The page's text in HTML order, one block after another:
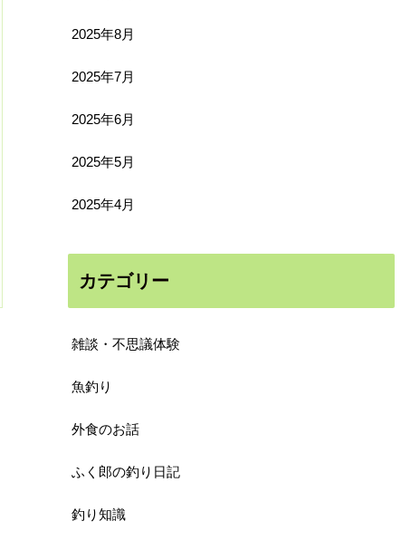
2025年8月
2025年7月
2025年6月
2025年5月
2025年4月
カテゴリー
雑談・不思議体験
魚釣り
外食のお話
ふく郎の釣り日記
釣り知識